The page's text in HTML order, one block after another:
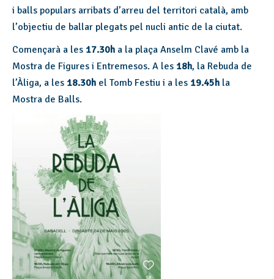
i balls populars arribats d’arreu del territori català, amb
l’objectiu de ballar plegats pel nucli antic de la ciutat.
Començarà a les 17.30h a la plaça Anselm Clavé amb la
Mostra de Figures i Entremesos. A les 18h, la Rebuda de
l’Àliga, a les 18.30h el Tomb Festiu i a les 19.45h la
Mostra de Balls.